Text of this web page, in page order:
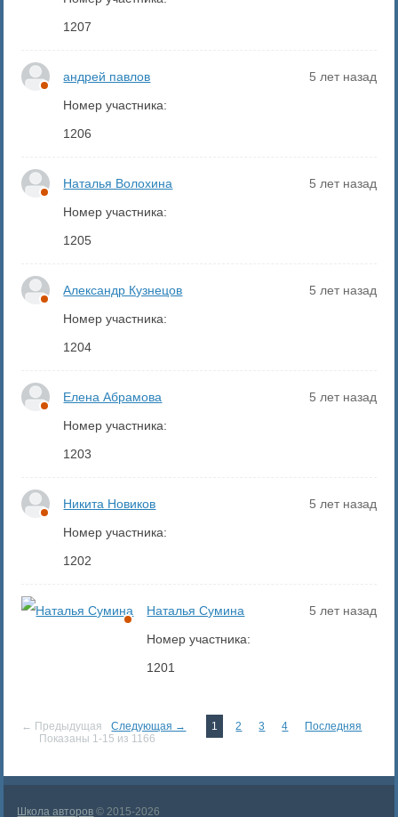
1207
андрей павлов
Номер участника:
1206
5 лет назад
Наталья Волохина
Номер участника:
1205
5 лет назад
Александр Кузнецов
Номер участника:
1204
5 лет назад
Елена Абрамова
Номер участника:
1203
5 лет назад
Никита Новиков
Номер участника:
1202
5 лет назад
Наталья Сумина
Номер участника:
1201
5 лет назад
← Предыдущая Следующая → 1 2 3 4
Последняя
Показаны 1-15 из 1166
Школа авторов © 2015-2026